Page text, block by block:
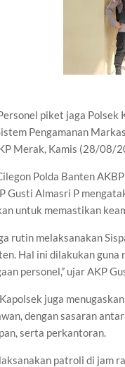
piket jaga Polsek
Pengamanan
Merak, Kamis (28/08/
Polda Banten
Gusti Almasri P
untuk memastikan
rutin melaksanakan
Hal ini dilakukan
personel,” ujar AKP
juga
dengan sasaran
serta perkantoran.
patroli di jam